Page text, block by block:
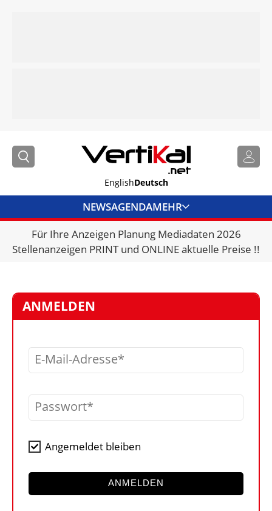
EnglishDeutsch
NEWSAGENDAMEHR
BRANCHENLINKS
VERMIETER
VIDEOS
BIBLIOTHEK
KRAN & BÜHNE
KONTAKT
Für Ihre Anzeigen Planung Mediadaten 2026
Stellenanzeigen PRINT und ONLINE aktuelle Preise !!
ANMELDEN
E-Mail-Adresse
Passwort
Angemeldet bleiben
ANMELDEN